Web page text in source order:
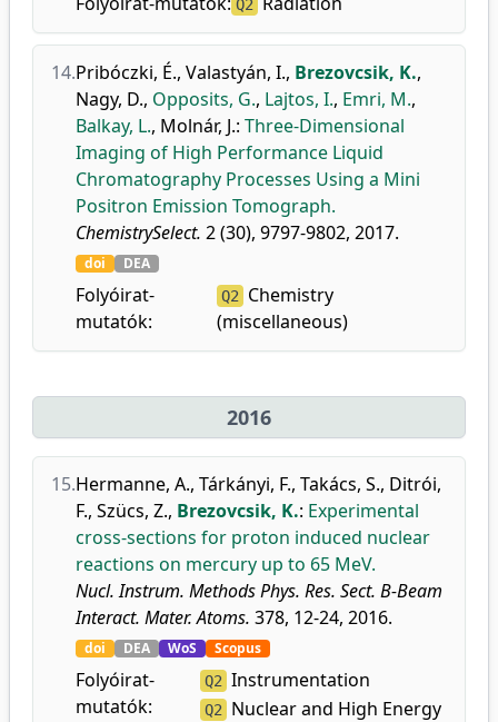
Q2
14.Pribóczki, É., Valastyán, I., Brezovcsik, K.,
Nagy, D., Opposits, G., Lajtos, I., Emri, M.,
Balkay, L., Molnár, J.: Three-Dimensional
Imaging of High Performance Liquid
Chromatography Processes Using a Mini
Positron Emission Tomograph.
ChemistrySelect. 2 (30), 9797-9802, 2017.
doi DEA
Folyóirat-
mutatók:
Q2
Chemistry
(miscellaneous)
2016
15.Hermanne, A., Tárkányi, F., Takács, S., Ditrói,
F., Szücs, Z., Brezovcsik, K.: Experimental
cross-sections for proton induced nuclear
reactions on mercury up to 65 MeV.
Nucl. Instrum. Methods Phys. Res. Sect. B-Beam
Interact. Mater. Atoms. 378, 12-24, 2016.
doi DEA WoS Scopus
Folyóirat-
mutatók:
Q2 Instrumentation
Q2
Nuclear and High Energy